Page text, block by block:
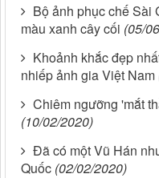
Bộ ảnh phục chế Sài
màu xanh cây cối (05/
Khoảnh khắc đẹp
nhiếp ảnh gia Việt Nam
Chiêm ngưỡng 'mắt
(10/02/2020)
Đã có một Vũ Hán
Quốc (02/02/2020)